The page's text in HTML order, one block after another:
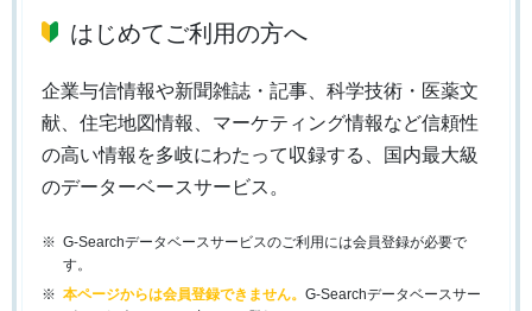
はじめてご利用の方へ
企業与信情報や新聞雑誌・記事、科学技術・医薬文
献、住宅地図情報、マーケティング情報など信頼性
の高い情報を多岐にわたって収録する、国内最大級
のデーターベースサービス。
G-Searchデータベースサービスのご利用には会員登録が必要で
す。
本ページからは会員登録できません。 G-Searchデータベースサー